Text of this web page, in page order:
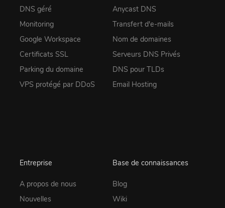
DNS géré
Monitoring
Google Workspace
Certificats SSL
Parking du domaine
VPS protégé par DDoS
Anycast DNS
Transfert d'e-mails
Nom de domaines
Serveurs DNS Privés
DNS pour TLDs
Email Hosting
Entreprise
A propos de nous
Nouvelles
Base de connaissances
Blog
Wiki